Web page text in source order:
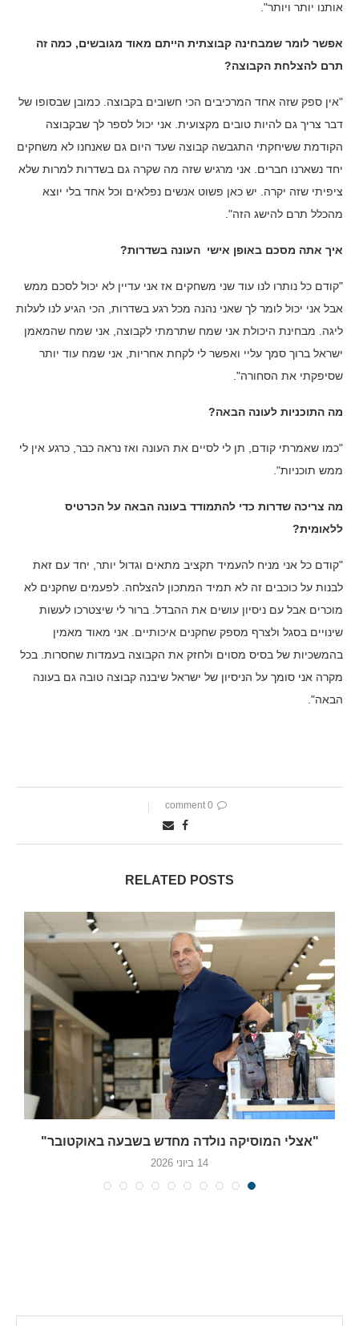
אותנו יותר ויותר".
אפשר לומר שמבחינה קבוצתית הייתם מאוד מגובשים, כמה זה
תרם להצלחת הקבוצה?
"אין ספק שזה אחד המרכיבים הכי חשובים בקבוצה. כמובן שבסופו של
דבר צריך גם להיות טובים מקצועית. אני יכול לספר לך שבקבוצה
הקודמת ששיחקתי התגבשה קבוצה שעד היום גם שאנחנו לא משחקים
יחד נשארנו חברים. אני מרגיש שזה מה שקרה גם בשדרות למרות שלא
ציפיתי שזה יקרה. יש כאן פשוט אנשים נפלאים וכל אחד בלי יוצא
מהכלל תרם להישג הזה".
איך אתה מסכם באופן אישי העונה בשדרות?
"קודם כל נותרו לנו עוד שני משחקים אז אני עדיין לא יכול לסכם ממש
אבל אני יכול לומר לך שאני נהנה מכל רגע בשדרות, הכי הגיע לנו לעלות
ליגה. מבחינת היכולת אני שמח שתרמתי לקבוצה, אני שמח שהמאמן
ישראל ברוך סמך עליי ואפשר לי לקחת אחריות, אני שמח עוד יותר
שסיפקתי את הסחורה".
מה התוכניות לעונה הבאה?
"כמו שאמרתי קודם, תן לי לסיים את העונה ואז נראה כבר, כרגע אין לי
ממש תוכניות".
מה צריכה שדרות כדי להתמודד בעונה הבאה על הכרטיס
ללאומית?
"קודם כל אני מניח להעמיד תקציב מתאים וגדול יותר, יחד עם זאת
לבנות על כוכבים זה לא תמיד המתכון להצלחה. לפעמים שחקנים לא
מוכרים אבל עם ניסיון עושים את ההבדל. ברור לי שיצטרכו לעשות
שינויים בסגל ולצרף מספק שחקנים איכותיים. אני מאוד מאמין
בהמשכיות של בסיס מסוים ולחזק את הקבוצה בעמדות שחסרות. בכל
מקרה אני סומך על הניסיון של ישראל שיבנה קבוצה טובה גם בעונה
הבאה".
0 comment
RELATED POSTS
"אצלי המוסיקה נולדה מחדש בשבעה באוקטובר"
14 ביוני 2026